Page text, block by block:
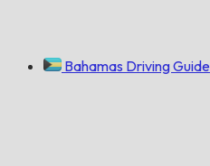
Bahamas Driving Guide